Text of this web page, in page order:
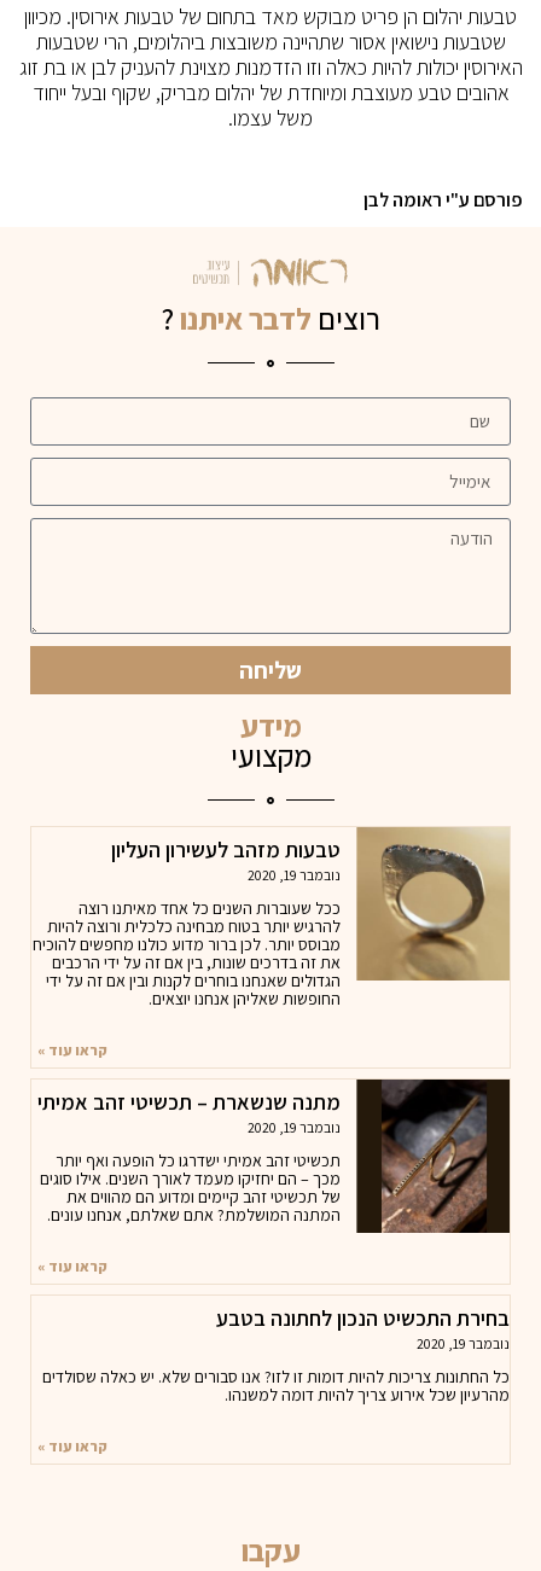
טבעות יהלום הן פריט מבוקש מאד בתחום של טבעות אירוסין. מכיוון
שטבעות נישואין אסור שתהיינה משובצות ביהלומים, הרי שטבעות
האירוסין יכולות להיות כאלה וזו הזדמנות מצוינת להעניק לבן או בת זוג
אהובים טבע מעוצבת ומיוחדת של יהלום מבריק, שקוף ובעל ייחוד
משל עצמו.
פורסם ע"י ראומה לבן
רוצים לדבר איתנו?
שליחה
מידע
מקצועי
טבעות מזהב לעשירון העליון
נובמבר 19, 2020
ככל שעוברות השנים כל אחד מאיתנו רוצה
להרגיש יותר בטוח מבחינה כלכלית ורוצה להיות
מבוסס יותר. לכן ברור מדוע כולנו מחפשים להוכיח
את זה בדרכים שונות, בין אם זה על ידי הרכבים
הגדולים שאנחנו בוחרים לקנות ובין אם זה על ידי
החופשות שאליהן אנחנו יוצאים.
קראו עוד »
מתנה שנשארת – תכשיטי זהב אמיתי
נובמבר 19, 2020
תכשיטי זהב אמיתי ישדרגו כל הופעה ואף יותר
מכך – הם יחזיקו מעמד לאורך השנים. אילו סוגים
של תכשיטי זהב קיימים ומדוע הם מהווים את
המתנה המושלמת? אתם שאלתם, אנחנו עונים.
קראו עוד »
בחירת התכשיט הנכון לחתונה בטבע
נובמבר 19, 2020
כל החתונות צריכות להיות דומות זו לזו? אנו סבורים שלא. יש כאלה שסולדים
מהרעיון שכל אירוע צריך להיות דומה למשנהו.
קראו עוד »
עקבו